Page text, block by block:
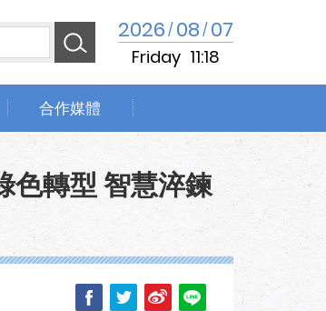
2026/08/07
Friday 11:18
合作媒體
色轉型 智慧淬鍊